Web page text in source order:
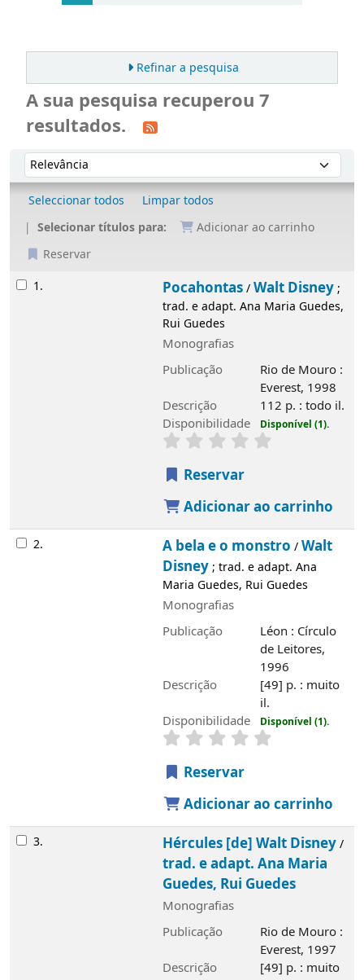
Refinar a pesquisa
A sua pesquisa recuperou 7
resultados.
Ordenar
Ordenar por:
Seleccionar todos
Limpar todos
Selecionar títulos para:
Adicionar ao carrinho
Reservar
Resultados
1. /Walt Disney; trad. e adapt.
Ana Maria Guedes, Rui Guedes
Rio de Mouro : Everest, 1998
112 p. : todo il.
Reservar
Adicionar ao carrinho
A bela e o monstro/Walt Disney; trad. e
adapt. Ana Maria Guedes, Rui Guedes
Léon : Círculo de Leitores,
1996
[49] p. : muito il.
Disponibilidade
Disponível (1).
Reservar
Adicionar ao carrinho
adapt. Ana Maria Guedes, Rui Guedes
[49] p. : muito il.
Disponibilidade
Disponível (1).
Reservar
Adicionar ao carrinho